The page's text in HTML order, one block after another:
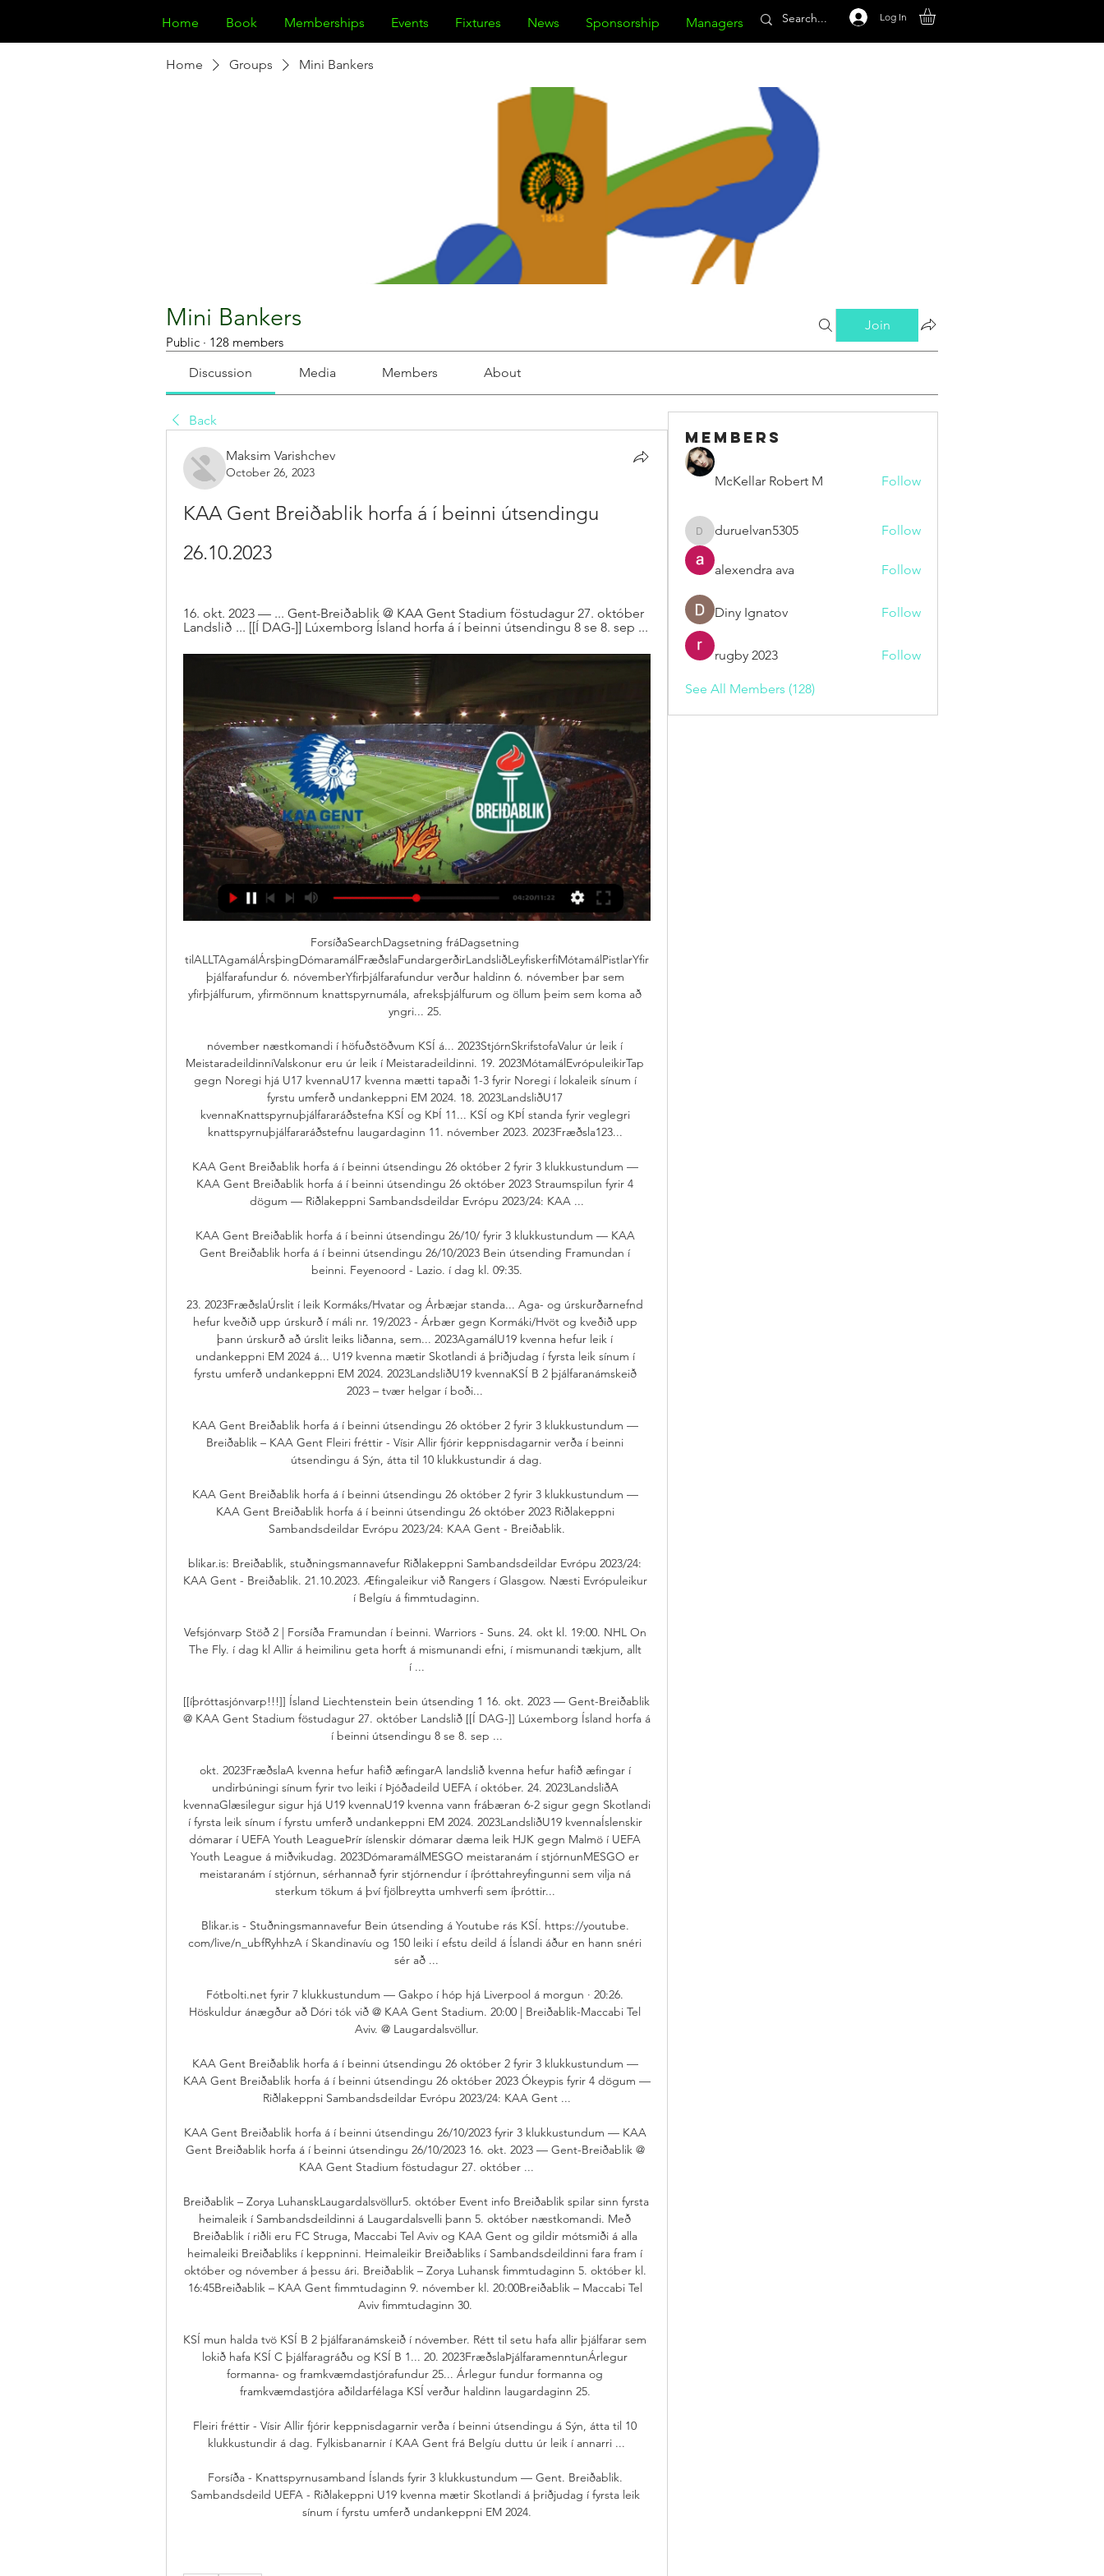
Home Book Memberships Events Fixtures News Sponsorship Managers Log In
Home Groups Mini Bankers
Mini Bankers
Public · 128 members
Join
Discussion Media Members About
Back
Maksim Varishchev
October 26, 2023
KAA Gent Breiðablik horfa á í beinni útsendingu
26.10.2023
16. okt. 2023 — ... Gent-Breiðablik @ KAA Gent Stadium föstudagur 27. október
Landslið ... [[Í DAG-]] Lúxemborg Ísland horfa á í beinni útsendingu 8 se 8. sep ...
ForsíðaSearchDagsetning fráDagsetning
tilALLTAgamálÁrsþingDómaramálFræðslaFundargerðirLandsliðLeyfiskerfiMótamálPistlarYfir
þjálfarafundur 6. nóvemberYfirþjálfarafundur verður haldinn 6. nóvember þar sem
yfirþjálfurum, yfirmönnum knattspyrnumála, afreksþjálfurum og öllum þeim sem koma að
yngri... 25.
nóvember næstkomandi í höfuðstöðvum KSÍ á... 2023StjórnSkrifstofaValur úr leik í
MeistaradeildinniValskonur eru úr leik í Meistaradeildinni. 19. 2023MótamálEvrópuleikirTap
gegn Noregi hjá U17 kvennaU17 kvenna mætti tapaði 1-3 fyrir Noregi í lokaleik sínum í
fyrstu umferð undankeppni EM 2024. 18. 2023LandsliðU17
kvennaKnattspyrnuþjálfararáðstefna KSÍ og KÞÍ 11... KSÍ og KÞÍ standa fyrir veglegri
knattspyrnuþjálfararáðstefnu laugardaginn 11. nóvember 2023. 2023Fræðsla123...
KAA Gent Breiðablik horfa á í beinni útsendingu 26 október 2 fyrir 3 klukkustundum —
KAA Gent Breiðablik horfa á í beinni útsendingu 26 október 2023 Straumspilun fyrir 4
dögum — Riðlakeppni Sambandsdeildar Evrópu 2023/24: KAA ...
KAA Gent Breiðablik horfa á í beinni útsendingu 26/10/ fyrir 3 klukkustundum — KAA
Gent Breiðablik horfa á í beinni útsendingu 26/10/2023 Bein útsending Framundan í
beinni. Feyenoord - Lazio. í dag kl. 09:35.
23. 2023FræðslaÚrslit í leik Kormáks/Hvatar og Árbæjar standa... Aga- og úrskurðarnefnd
hefur kveðið upp úrskurð í máli nr. 19/2023 - Árbær gegn Kormáki/Hvöt og kveðið upp
þann úrskurð að úrslit leiks liðanna, sem... 2023AgamálU19 kvenna hefur leik í
undankeppni EM 2024 á... U19 kvenna mætir Skotlandi á þriðjudag í fyrsta leik sínum í
fyrstu umferð undankeppni EM 2024. 2023LandsliðU19 kvennaKSÍ B 2 þjálfaranámskeið
2023 – tvær helgar í boði...
KAA Gent Breiðablik horfa á í beinni útsendingu 26 október 2 fyrir 3 klukkustundum —
Breiðablik – KAA Gent Fleiri fréttir - Vísir Allir fjórir keppnisdagarnir verða í beinni
útsendingu á Sýn, átta til 10 klukkustundir á dag.
KAA Gent Breiðablik horfa á í beinni útsendingu 26 október 2 fyrir 3 klukkustundum —
KAA Gent Breiðablik horfa á í beinni útsendingu 26 október 2023 Riðlakeppni
Sambandsdeildar Evrópu 2023/24: KAA Gent - Breiðablik.
blikar.is: Breiðablik, stuðningsmannavefur Riðlakeppni Sambandsdeildar Evrópu 2023/24:
KAA Gent - Breiðablik. 21.10.2023. Æfingaleikur við Rangers í Glasgow. Næsti Evrópuleikur
í Belgíu á fimmtudaginn.
Vefsjónvarp Stöð 2 | Forsíða Framundan í beinni. Warriors - Suns. 24. okt kl. 19:00. NHL On
The Fly. í dag kl Allir á heimilinu geta horft á mismunandi efni, í mismunandi tækjum, allt
í ...
[[íþróttasjónvarp!!!]] Ísland Liechtenstein bein útsending 1 16. okt. 2023 — Gent-Breiðablik
@ KAA Gent Stadium föstudagur 27. október Landslið [[Í DAG-]] Lúxemborg Ísland horfa á
í beinni útsendingu 8 se 8. sep ...
okt. 2023FræðslaA kvenna hefur hafið æfingarA landslið kvenna hefur hafið æfingar í
undirbúningi sínum fyrir tvo leiki í Þjóðadeild UEFA í október. 24. 2023LandsliðA
kvennaGlæsilegur sigur hjá U19 kvennaU19 kvenna vann frábæran 6-2 sigur gegn Skotlandi
í fyrsta leik sínum í fyrstu umferð undankeppni EM 2024. 2023LandsliðU19 kvennaÍslenskir
dómarar í UEFA Youth LeagueÞrír íslenskir dómarar dæma leik HJK gegn Malmö í UEFA
Youth League á miðvikudag. 2023DómaramálMESGO meistaranám í stjórnunMESGO er
meistaranám í stjórnun, sérhannað fyrir stjórnendur í íþróttahreyfingunni sem vilja ná
sterkum tökum á því fjölbreytta umhverfi sem íþróttir...
Blikar.is - Stuðningsmannavefur Bein útsending á Youtube rás KSÍ. https://youtube.
com/live/n_ubfRyhhzA í Skandinavíu og 150 leiki í efstu deild á Íslandi áður en hann snéri
sér að ...
Fótbolti.net fyrir 7 klukkustundum — Gakpo í hóp hjá Liverpool á morgun · 20:26.
Höskuldur ánægður að Dóri tók við @ KAA Gent Stadium. 20:00 | Breiðablik-Maccabi Tel
Aviv. @ Laugardalsvöllur.
KAA Gent Breiðablik horfa á í beinni útsendingu 26 október 2 fyrir 3 klukkustundum —
KAA Gent Breiðablik horfa á í beinni útsendingu 26 október 2023 Ókeypis fyrir 4 dögum —
Riðlakeppni Sambandsdeildar Evrópu 2023/24: KAA Gent ...
KAA Gent Breiðablik horfa á í beinni útsendingu 26/10/2023 fyrir 3 klukkustundum — KAA
Gent Breiðablik horfa á í beinni útsendingu 26/10/2023 16. okt. 2023 — Gent-Breiðablik @
KAA Gent Stadium föstudagur 27. október ...
Breiðablik – Zorya LuhanskLaugardalsvöllur5. október Event info Breiðablik spilar sinn fyrsta
heimaleik í Sambandsdeildinni á Laugardalsvelli þann 5. október næstkomandi. Með
Breiðablik í riðli eru FC Struga, Maccabi Tel Aviv og KAA Gent og gildir mótsmiði á alla
heimaleiki Breiðabliks í keppninni. Heimaleikir Breiðabliks í Sambandsdeildinni fara fram í
október og nóvember á þessu ári. Breiðablik – Zorya Luhansk fimmtudaginn 5. október kl.
16:45Breiðablik – KAA Gent fimmtudaginn 9. nóvember kl. 20:00Breiðablik – Maccabi Tel
Aviv fimmtudaginn 30.
KSÍ mun halda tvö KSÍ B 2 þjálfaranámskeið í nóvember. Rétt til setu hafa allir þjálfarar sem
lokið hafa KSÍ C þjálfaragráðu og KSÍ B 1... 20. 2023FræðslaÞjálfaramenntunÁrlegur
formanna- og framkvæmdastjórafundur 25... Árlegur fundur formanna og
framkvæmdastjóra aðildarfélaga KSÍ verður haldinn laugardaginn 25.
Fleiri fréttir - Vísir Allir fjórir keppnisdagarnir verða í beinni útsendingu á Sýn, átta til 10
klukkustundir á dag. Fylkisbanarnir í KAA Gent frá Belgíu duttu úr leik í annarri ...
Forsíða - Knattspyrnusamband Íslands fyrir 3 klukkustundum — Gent. Breiðablik.
Sambandsdeild UEFA - Riðlakeppni U19 kvenna mætir Skotlandi á þriðjudag í fyrsta leik
sínum í fyrstu umferð undankeppni EM 2024.
Members
McKellar Robert M Follow
duruelvan5305
duruelvan5305 Follow
alexendra ava Follow
Diny Ignatov Follow
rugby 2023 Follow
See All Members (128)